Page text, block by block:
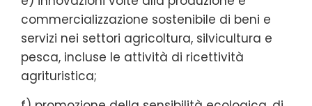
commercializzazione sostenibile di beni e
servizi nei settori agricoltura, silvicultura e
pesca, incluse le attività di ricettività
agrituristica;